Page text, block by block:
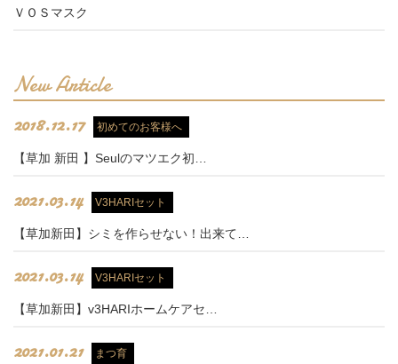
ＶＯＳマスク
New Article
2018.12.17 初めてのお客様へ
【草加 新田 】Seulのマツエク初…
2021.03.14 V3HARIセット
【草加新田】シミを作らせない！出来て…
2021.03.14 V3HARIセット
【草加新田】v3HARIホームケアセ…
2021.01.21 まつ育